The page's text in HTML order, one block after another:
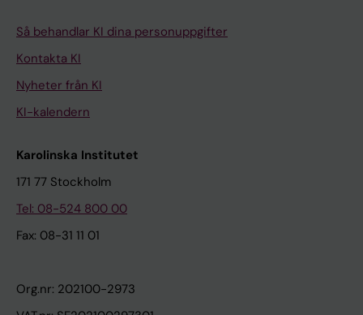
Så behandlar KI dina personuppgifter
Kontakta KI
Nyheter från KI
KI-kalendern
Karolinska Institutet
171 77 Stockholm
Tel: 08-524 800 00
Fax: 08-31 11 01
Org.nr: 202100-2973